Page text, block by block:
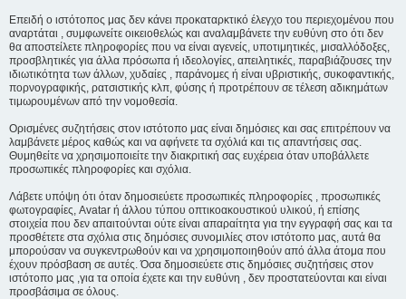
Επειδή ο ιστότοπος μας δεν κάνει προκαταρκτικό έλεγχο του περιεχομένου που
αναρτάται , συμφωνείτε οικειοθελώς και αναλαμβάνετε την ευθύνη στο ότι δεν
θα αποστείλετε πληροφορίες που να είναι αγενείς, υποτιμητικές, μισαλλόδοξες,
προσβλητικές για άλλα πρόσωπα ή ιδεολογίες, απειλητικές, παραβιάζουσες την
ιδιωτικότητα των άλλων, χυδαίες , παράνομες ή είναι υβριστικής, συκοφαντικής,
πορνογραφικής, ρατσιστικής κλπ, φύσης ή προτρέπουν σε τέλεση αδικημάτων
τιμωρουμένων από την νομοθεσία.
Ορισμένες συζητήσεις στον ιστότοπο μας είναι δημόσιες και σας επιτρέπουν να
λαμβάνετε μέρος καθώς και να αφήνετε τα σχόλιά και τις απαντήσεις σας.
Θυμηθείτε να χρησιμοποιείτε την διακριτική σας ευχέρεια όταν υποβάλλετε
προσωπικές πληροφορίες και σχόλια.
Λάβετε υπόψη ότι όταν δημοσιεύετε προσωπικές πληροφορίες , προσωπικές
φωτογραφίες, Avatar ή άλλου τύπου οπτικοακουστικού υλικού, ή επίσης
στοιχεία που δεν απαιτούνται ούτε είναι απαραίτητα για την εγγραφή σας και τα
προσθέτετε στα σχόλια στις δημόσιες συνομιλίες στον ιστότοπο μας, αυτά θα
μπορούσαν να συγκεντρωθούν και να χρησιμοποιηθούν από άλλα άτομα που
έχουν πρόσβαση σε αυτές. Όσα δημοσιεύετε στις δημόσιες συζητήσεις στον
ιστότοπο μας ,για τα οποία έχετε και την ευθύνη , δεν προστατεύονται και είναι
προσβάσιμα σε όλους.